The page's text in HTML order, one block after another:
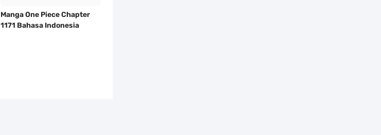
Manga One Piece Chapter
1171 Bahasa Indonesia